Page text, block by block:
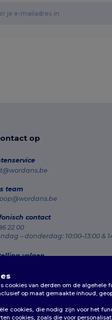
op
team
contact
22 00
– donderdag: 10:00–13:00 &
volgen
van derden om de
op maat gemaakte inhoud,
cookies, die nodig zijn voor het
cookies, zoals die voor